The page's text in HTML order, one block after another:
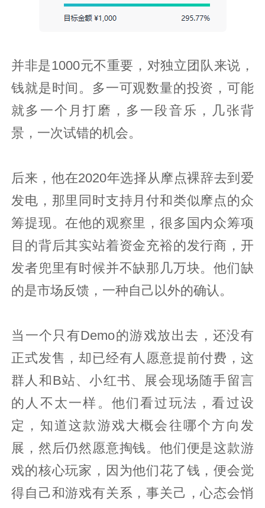
并非是1000元不重要，对独立团队来说，
钱就是时间。多一可观数量的投资，可能
就多一个月打磨，多一段音乐，几张背
景，一次试错的机会。
后来，他在2020年选择从摩点裸辞去到爱
发电，那里同时支持月付和类似摩点的众
筹提现。在他的观察里，很多国内众筹项
目的背后其实站着资金充裕的发行商，开
发者兜里有时候并不缺那几万块。他们缺
的是市场反馈，一种自己以外的确认。
当一个只有Demo的游戏放出去，还没有
正式发售，却已经有人愿意提前付费，这
群人和B站、小红书、展会现场随手留言
的人不太一样。他们看过玩法，看过设
定，知道这款游戏大概会往哪个方向发
展，然后仍然愿意掏钱。他们便是这款游
戏的核心玩家，因为他们花了钱，便会觉
得自己和游戏有关系，事关己，心态会悄